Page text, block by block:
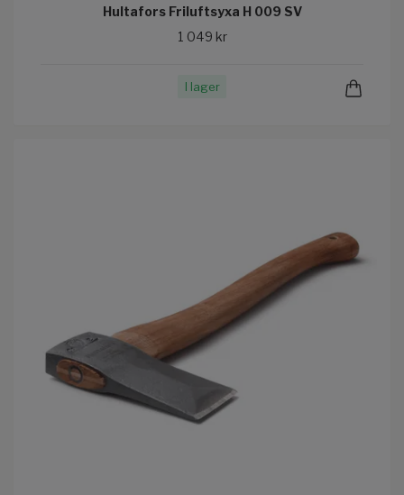
Hultafors Friluftsyxa H 009 SV
1 049 kr
I lager